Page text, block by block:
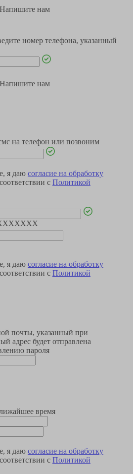
Напишите нам
номер телефона, указанный
Напишите нам
на телефон или позвоним
я даю согласие на обработку
с Политикой
я даю согласие на обработку
с Политикой
почты, указанный при
адрес будет отправлена
пароля
время
я даю согласие на обработку
с Политикой